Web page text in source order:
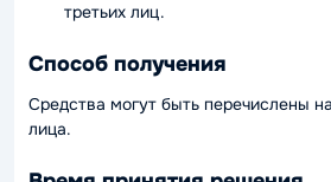
третьих лиц.
Способ получения
Средства могут быть перечислены
лица.